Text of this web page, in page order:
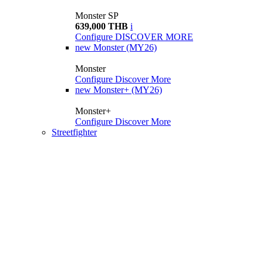
Monster SP
639,000 THB i
Configure DISCOVER MORE
new Monster (MY26)
Monster
Configure Discover More
new Monster+ (MY26)
Monster+
Configure Discover More
Streetfighter